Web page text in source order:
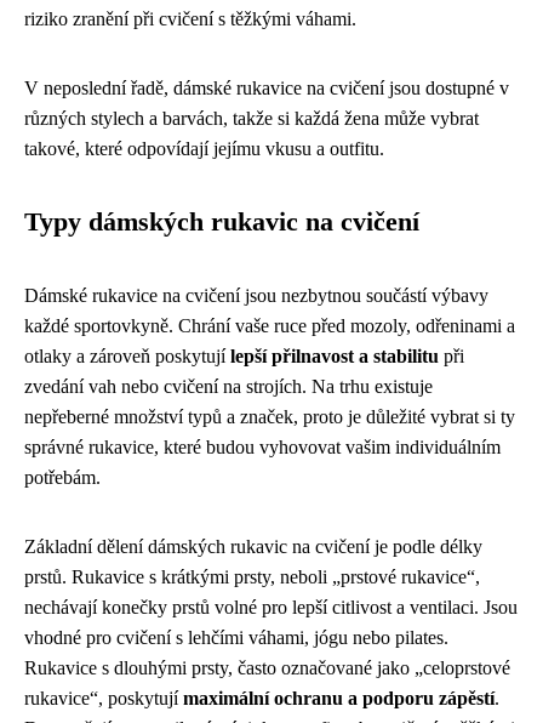
riziko zranění při cvičení s těžkými váhami.
V neposlední řadě, dámské rukavice na cvičení jsou dostupné v
různých stylech a barvách, takže si každá žena může vybrat
takové, které odpovídají jejímu vkusu a outfitu.
Typy dámských rukavic na cvičení
Dámské rukavice na cvičení jsou nezbytnou součástí výbavy
každé sportovkyně. Chrání vaše ruce před mozoly, odřeninami a
otlaky a zároveň poskytujílepší přilnavost a stabilitu při
zvedání vah nebo cvičení na strojích. Na trhu existuje
nepřeberné množství typů a značek, proto je důležité vybrat si ty
správné rukavice, které budou vyhovovat vašim individuálním
potřebám.
Základní dělení dámských rukavic na cvičení je podle délky
prstů. Rukavice s krátkými prsty, neboli „prstové rukavice“,
nechávají konečky prstů volné pro lepší citlivost a ventilaci. Jsou
vhodné pro cvičení s lehčími váhami, jógu nebo pilates.
Rukavice s dlouhými prsty, často označované jako „celoprstové
rukavice“, poskytujímaximální ochranu a podporu zápěstí.